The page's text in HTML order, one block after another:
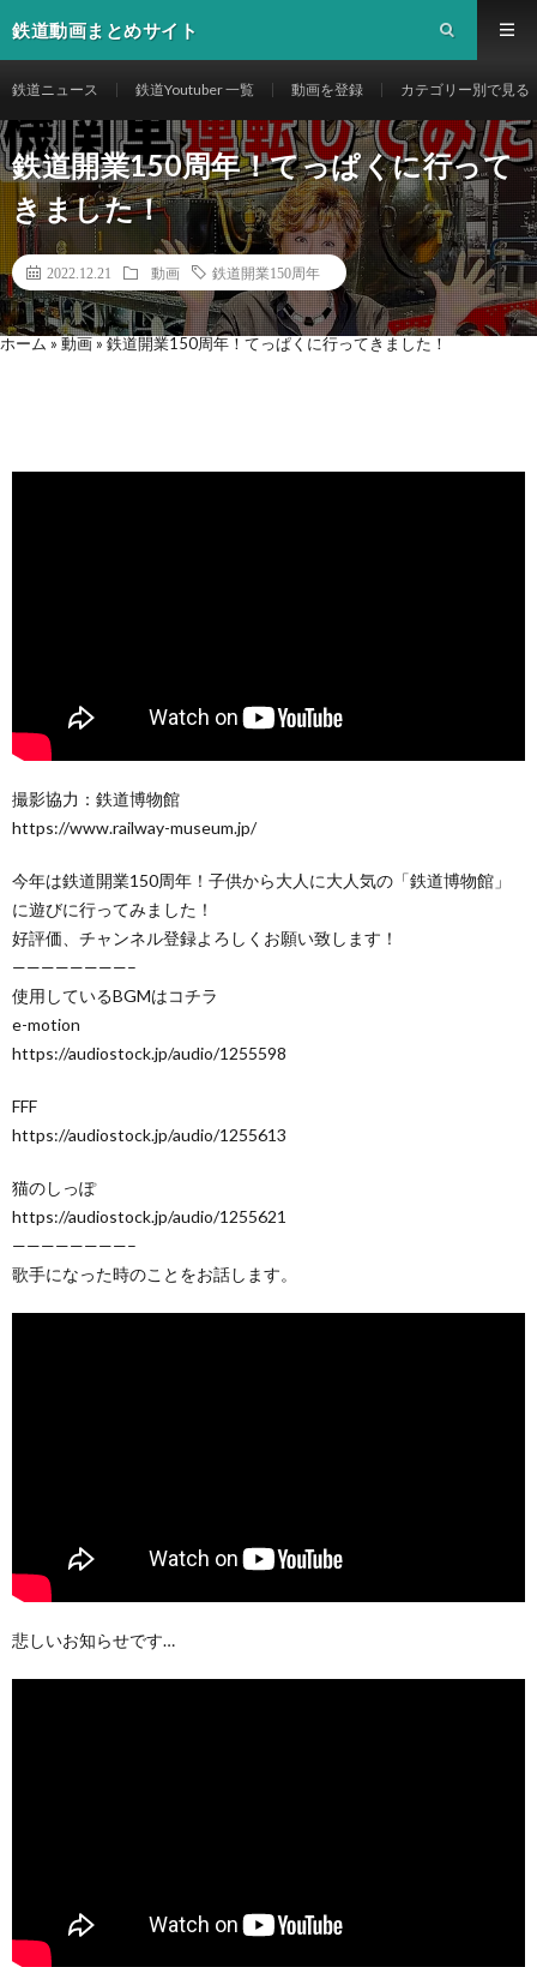
鉄道動画まとめサイト
鉄道ニュース 鉄道Youtuber 一覧 動画を登録 カテゴリー別で見る
鉄道開業150周年！てっぱくに行って
きました！
2022.12.21 動画 鉄道開業150周年
ホーム » 動画 » 鉄道開業150周年！てっぱくに行ってきました！
撮影協力：鉄道博物館
https://www.railway-museum.jp/
今年は鉄道開業150周年！子供から大人に大人気の「鉄道博物館」
に遊びに行ってみました！
好評価、チャンネル登録よろしくお願い致します！
————————–
使用しているBGMはコチラ
e-motion
https://audiostock.jp/audio/1255598
FFF
https://audiostock.jp/audio/1255613
猫のしっぽ
https://audiostock.jp/audio/1255621
————————–
歌手になった時のことをお話します。
悲しいお知らせです…